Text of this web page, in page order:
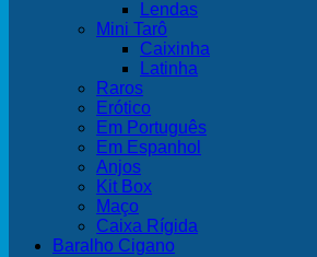
Lendas
Mini Tarô
Caixinha
Latinha
Raros
Erótico
Em Português
Em Espanhol
Anjos
Kit Box
Maço
Caixa Rígida
Baralho Cigano